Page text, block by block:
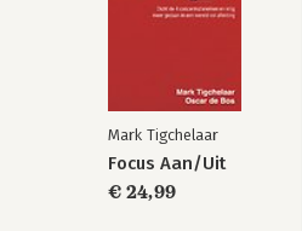
Mark Tigchelaar
Focus Aan/Uit
€ 24,99